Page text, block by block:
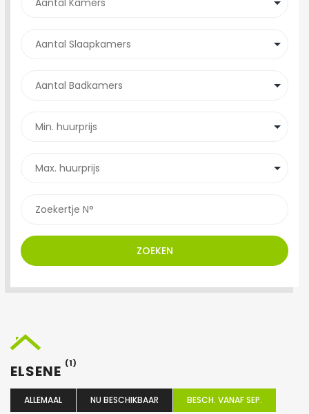
ZOEKEN
ELSENE (1)
ALLEMAAL NU BESCHIKBAAR BESCH. VANAF SEP.